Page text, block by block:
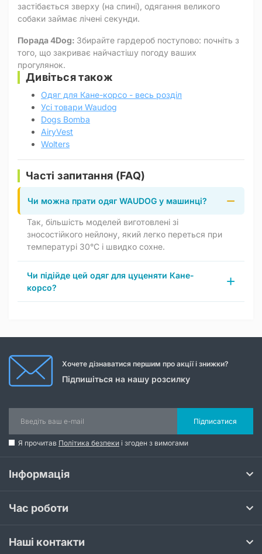
застібається зверху (на спині), одягання великого
собаки займає лічені секунди.
Порада 4Dog: Збирайте гардероб поступово: почніть з
того, що закриває найчастішу погоду ваших
прогулянок.
Дивіться також
Одяг для Кане-корсо - весь розділ
Усі товари Waudog
Dogs Bomba
AiryVest
Wolters
Часті запитання (FAQ)
Чи можна прати одяг WAUDOG у машинці?
Так, більшість моделей виготовлені зі
зносостійкого нейлону, який легко переться при
температурі 30°C і швидко сохне.
Чи підійде цей одяг для цуценяти Кане-
корсо?
Хочете дізнаватися першим про акції і знижки?
Підпишіться на нашу розсилку
Підписатися
Я прочитав Політика безпеки і згоден з вимогами
Інформація
Час роботи
Наші контакти